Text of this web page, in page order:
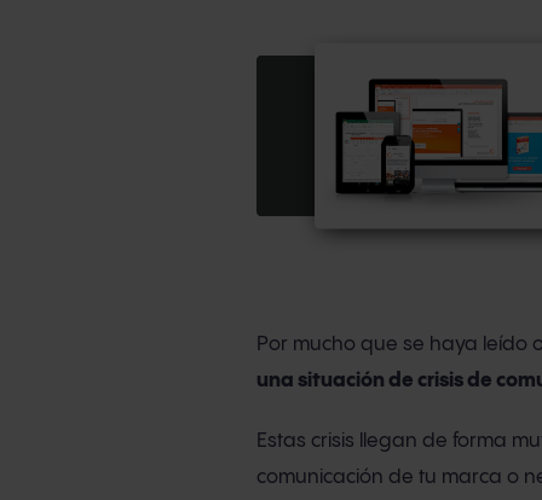
Por mucho que se haya leído
una situación de crisis de
Estas crisis llegan de forma
comunicación de tu marca o